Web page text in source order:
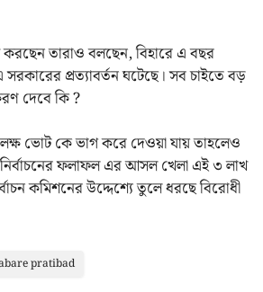
করছেন তারাও বলছেন, বিহারে এ বছর
প্রত্যাবর্তন ঘটেছে। সব চাইতে বড়
দেবে কি ?
ভোট কে ভাগ করে দেওয়া যায় তাহলেও
ফলাফল এর আসল খেলা এই ৩ লাখ
কমিশনের উদ্দেশ্যে তুলে ধরছে বিরোধী
pratibad